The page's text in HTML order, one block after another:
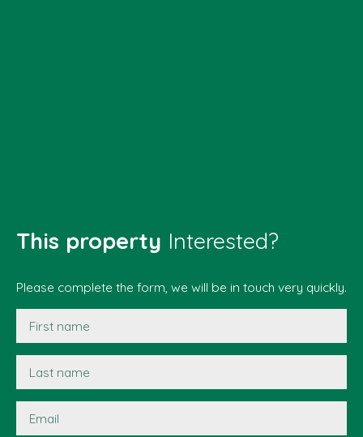
This property Interested?
Please complete the form, we will be in touch very quickly.
First name
Last name
Email